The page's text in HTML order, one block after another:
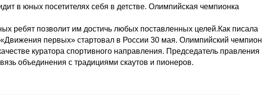
в юных посетителях себя в детстве. Олимпийская чемпионка
ребят позволит им достичь любых поставленных целей.Как писала
первых» стартовал в России 30 мая. Олимпийский чемпион
куратора спортивного направления. Председатель правления
объединения с традициями скаутов и пионеров.